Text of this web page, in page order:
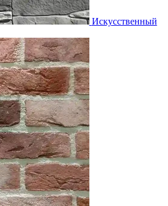
Искусственный